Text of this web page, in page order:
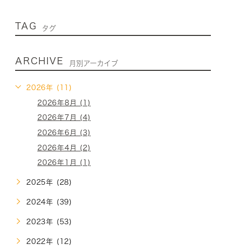
TAG タグ
ARCHIVE 月別アーカイブ
2026年 (11)
2026年8月 (1)
2026年7月 (4)
2026年6月 (3)
2026年4月 (2)
2026年1月 (1)
2025年 (28)
2024年 (39)
2023年 (53)
2022年 (12)